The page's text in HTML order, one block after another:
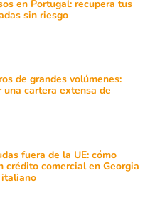
en Portugal: recupera tus
sin riesgo
de grandes volúmenes:
una cartera extensa de
fuera de la UE: cómo
crédito comercial en Georgia